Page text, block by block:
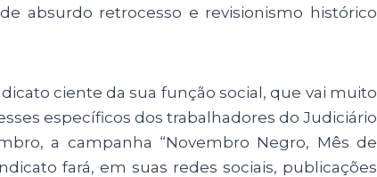
absurdo retrocesso e revisionismo histórico
ciente da sua função social, que vai muito
específicos dos trabalhadores do Judiciário
a campanha “Novembro Negro, Mês de
fará, em suas redes sociais, publicações